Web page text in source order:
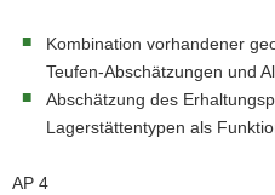
Kombination vorhandener
Teufen-Abschätzungen und
Abschätzung des
Lagerstättentypen als
AP 4